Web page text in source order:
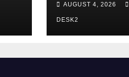
भी पॉक्सो मामले में
जेल
AUGUST 4, 2026
DESK2